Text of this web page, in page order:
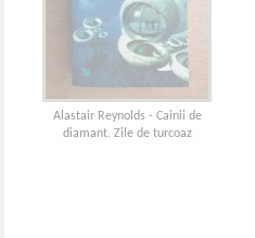
Alastair Reynolds - Cainii de
diamant. Zile de turcoaz